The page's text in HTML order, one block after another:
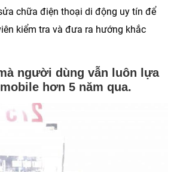
chữa điện thoại di động uy tín để
kiểm tra và đưa ra hướng khắc
người dùng vẫn luôn lựa
hơn 5 năm qua.